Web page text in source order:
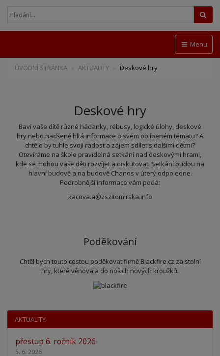
Menu
ÚVODNÍ STRÁNKA AKTUALITY Deskové hry
Deskové hry
Baví vaše dítě různé hádanky, rébusy, logické úlohy, deskové
hry nebo nadšeně hltá informace o svém oblíbeném tématu? A
chtělo by tuhle svoji radost a zájem sdílet s dalšími dětmi?
Otevíráme na škole pravidelná setkání nad deskovými hrami,
kde se mohou vaše děti rozvíjet a diskutovat. Setkání budou na
hlavní budově a na budově Chanos v úterý odpoledne.
Podrobnější informace vám podá:
kacova.a@zszitomirska.info
Poděkování
Chtěl bych touto cestou poděkovat firmě Blackfire.cz za stolní
hry, které věnovala do nošich nových kroužků.
AKTUALITY
přestup 6. ročník 2026
5. 6. 2026